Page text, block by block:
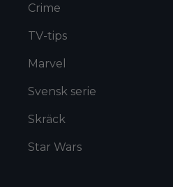
Crime
TV-tips
Marvel
Svensk serie
Skräck
Star Wars